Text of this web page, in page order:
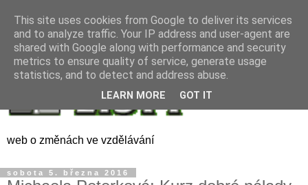
web o změnách ve vzdělávání
sobota 5. března 2016
This site uses cookies from Google to deliver its services
and to analyze traffic. Your IP address and user-agent are
shared with Google along with performance and security
metrics to ensure quality of service, generate usage
statistics, and to detect and address abuse.
LEARN MORE GOT IT